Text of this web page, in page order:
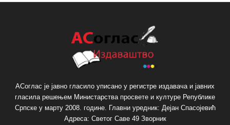
АСоглас је јавно гласило уписано у регистре издавача и јавних
гласила решењем Министарства просвете и културе Републике
Српске у марту 2008. године. Главни уредник: Дејан Спасојевић
Адреса: Светог Саве 49 Зворник